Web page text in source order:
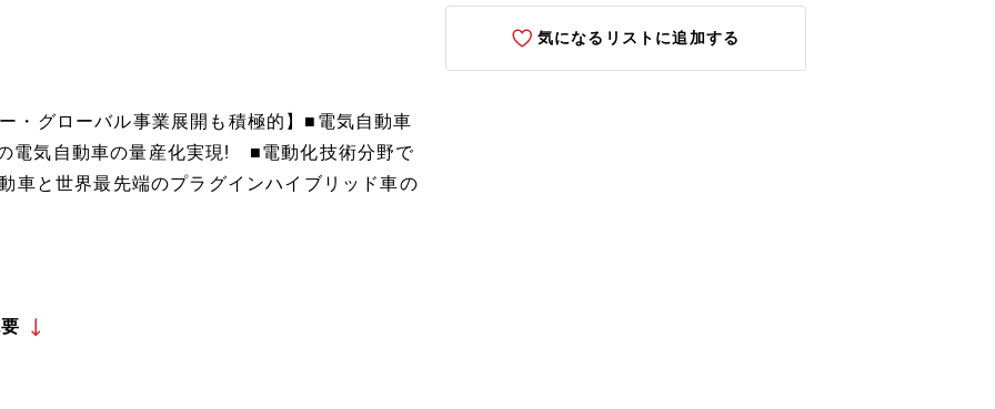
・グローバル事業展開も積極的】■電気自動車
電気自動車の量産化実現! ■電動化技術分野で
と世界最先端のプラグインハイブリッド車の
気になるリストに追加する